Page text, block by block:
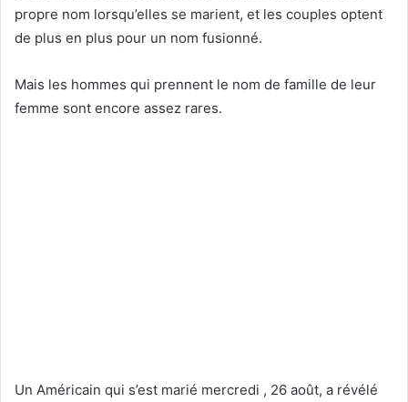
propre nom lorsqu’elles se marient, et les couples optent
de plus en plus pour un nom fusionné.
Mais les hommes qui prennent le nom de famille de leur
femme sont encore assez rares.
Un Américain qui s’est marié mercredi , 26 août, a révélé